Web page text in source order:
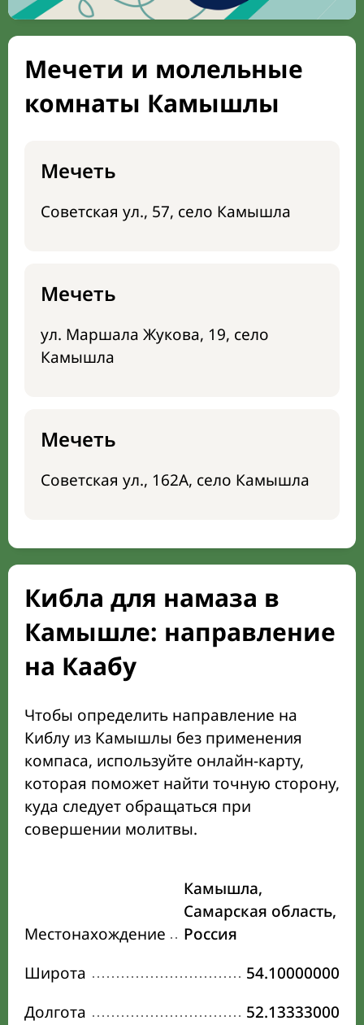
Мечети и молельные
комнаты Камышлы
Мечеть
Советская ул., 57, село Камышла
Мечеть
ул. Маршала Жукова, 19, село
Камышла
Мечеть
Советская ул., 162А, село Камышла
Кибла для намаза в
Камышле: направление
на Каабу
Чтобы определить направление на
Киблу из Камышлы без применения
компаса, используйте онлайн-карту,
которая поможет найти точную сторону,
куда следует обращаться при
совершении молитвы.
Местонахождение
Камышла,
Самарская область,
Россия
Широта
54.10000000
Долгота
52.13333000